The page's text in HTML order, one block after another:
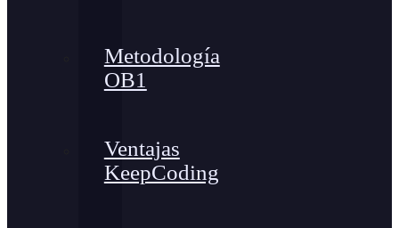
Metodología
OB1
Ventajas
KeepCoding